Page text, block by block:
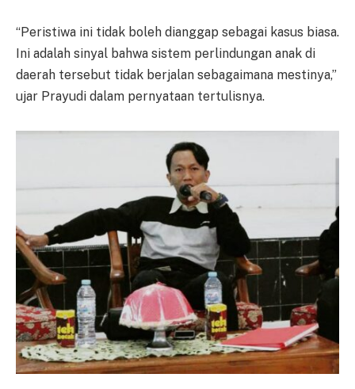
“Peristiwa ini tidak boleh dianggap sebagai kasus biasa.
Ini adalah sinyal bahwa sistem perlindungan anak di
daerah tersebut tidak berjalan sebagaimana mestinya,”
ujar Prayudi dalam pernyataan tertulisnya.